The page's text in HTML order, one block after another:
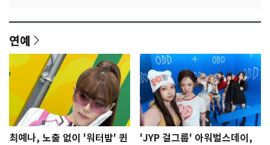
연예
최예나, 노출 없이 '워터밤' 퀸
'JYP 걸그룹' 아워벌스데이,